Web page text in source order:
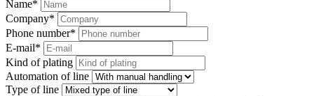
Name*
Company*
Phone number*
E-mail*
Kind of plating
Automation of line
Type of line